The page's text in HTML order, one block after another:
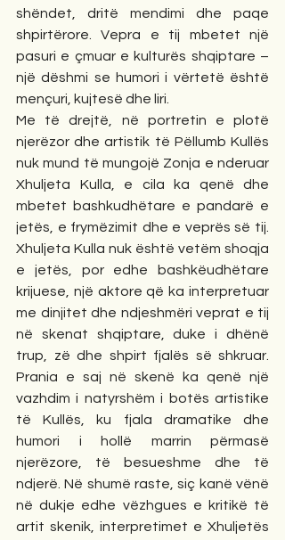
shëndet, dritë mendimi dhe paqe
shpirtërore. Vepra e tij mbetet një
pasuri e çmuar e kulturës shqiptare –
një dëshmi se humori i vërtetë është
mençuri, kujtesë dhe liri.
Me të drejtë, në portretin e plotë
njerëzor dhe artistik të Pëllumb Kullës
nuk mund të mungojë Zonja e nderuar
Xhuljeta Kulla, e cila ka qenë dhe
mbetet bashkudhëtare e pandarë e
jetës, e frymëzimit dhe e veprës së tij.
Xhuljeta Kulla nuk është vetëm shoqja
e jetës, por edhe bashkëudhëtare
krijuese, një aktore që ka interpretuar
me dinjitet dhe ndjeshmëri veprat e tij
në skenat shqiptare, duke i dhënë
trup, zë dhe shpirt fjalës së shkruar.
Prania e saj në skenë ka qenë një
vazhdim i natyrshëm i botës artistike
të Kullës, ku fjala dramatike dhe
humori i hollë marrin përmasë
njerëzore, të besueshme dhe të
ndjerë. Në shumë raste, siç kanë vënë
në dukje edhe vëzhgues e kritikë të
artit skenik, interpretimet e Xhuljetës